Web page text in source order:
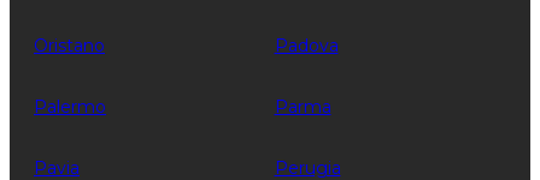
Oristano Padova
Palermo Parma
Pavia Perugia